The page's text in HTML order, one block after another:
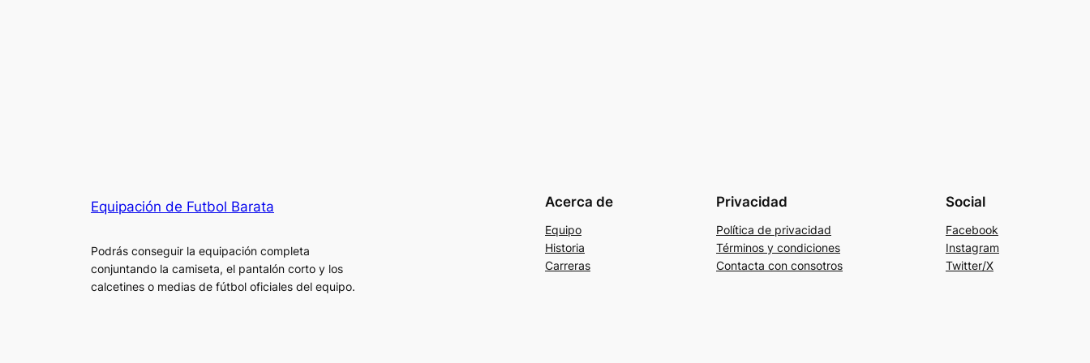
Equipación de Futbol Barata
Podrás conseguir la equipación completa
conjuntando la camiseta, el pantalón corto y los
calcetines o medias de fútbol oficiales del equipo.
Acerca de
Equipo
Historia
Carreras
Privacidad
Política de privacidad
Términos y condiciones
Contacta con consotros
Social
Facebook
Instagram
Twitter/X